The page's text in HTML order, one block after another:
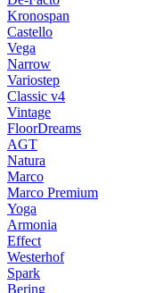
Kronospan
Castello
Vega
Narrow
Variostep
Classic v4
Vintage
FloorDreams
AGT
Natura
Marco
Marco Premium
Yoga
Armonia
Effect
Westerhof
Spark
Bering